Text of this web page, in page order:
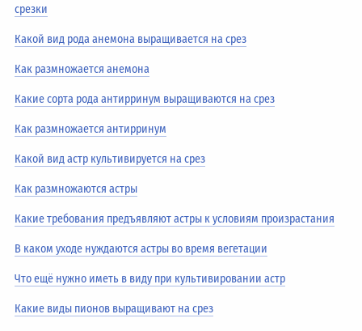
срезки
Какой вид рода анемона выращивается на срез
Как размножается анемона
Какие сорта рода антирринум выращиваются на срез
Как размножается антирринум
Какой вид астр культивируется на срез
Как размножаются астры
Какие требования предъявляют астры к условиям произрастания
В каком уходе нуждаются астры во время вегетации
Что ещё нужно иметь в виду при культивировании астр
Какие виды пионов выращивают на срез